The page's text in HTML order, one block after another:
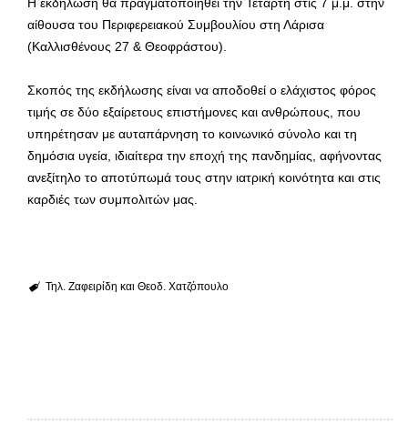
αίθουσα του Περιφερειακού Συμβουλίου στη Λάρισα
(Καλλισθένους 27 & Θεοφράστου).
Σκοπός της εκδήλωσης είναι να αποδοθεί ο ελάχιστος φόρος
τιμής σε δύο εξαίρετους επιστήμονες και ανθρώπους, που
υπηρέτησαν με αυταπάρνηση το κοινωνικό σύνολο και τη
δημόσια υγεία, ιδιαίτερα την εποχή της πανδημίας, αφήνοντας
ανεξίτηλο το αποτύπωμά τους στην ιατρική κοινότητα και στις
καρδιές των συμπολιτών μας.
Τηλ. Ζαφειρίδη και Θεοδ. Χατζόπουλο